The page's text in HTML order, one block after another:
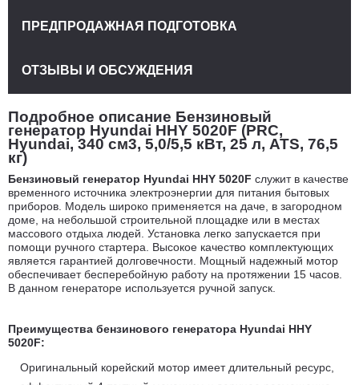
Подробное описание Бензиновый
генератор Hyundai HHY 5020F (PRC,
Hyundai, 340 см3, 5,0/5,5 кВт, 25 л, ATS, 76,5
кг)
Бензиновый генератор Hyundai HHY 5020F служит в качестве
временного источника электроэнергии для питания бытовых
приборов. Модель широко применяется на даче, в загородном
доме, на небольшой строительной площадке или в местах
массового отдыха людей. Установка легко запускается при
помощи ручного стартера. Высокое качество комплектующих
является гарантией долговечности. Мощный надежный мотор
обеспечивает бесперебойную работу на протяжении 15 часов.
В данном генераторе используется ручной запуск.
Преимущества бензинового генератора Hyundai HHY
5020F:
Оригинальный корейский мотор имеет длительный ресурс,
ПРЕДПРОДАЖНАЯ ПОДГОТОВКА
ОТЗЫВЫ И ОБСУЖДЕНИЯ